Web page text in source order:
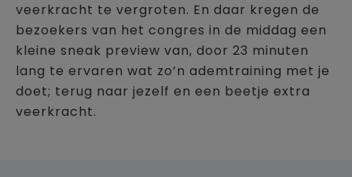
veerkracht te vergroten. En daar kregen de
bezoekers van het congres in de middag een
kleine sneak preview van, door 23 minuten
lang te ervaren wat zo’n ademtraining met je
doet; terug naar jezelf en een beetje extra
veerkracht.